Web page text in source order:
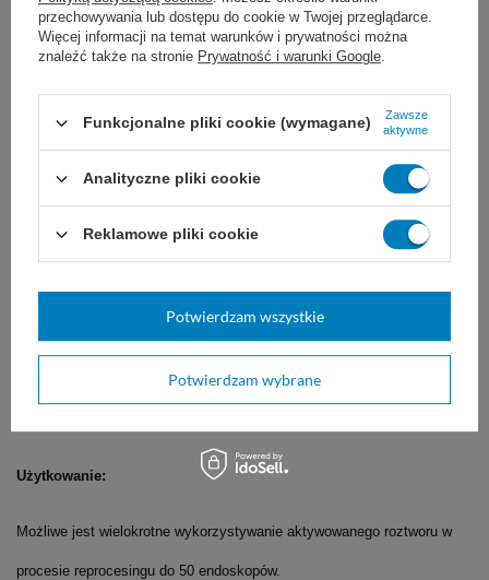
Substancja aktywna:
wodoru (system PHERA)
Właściwości Anioxyde 1000 LD:
Przy użyciu nie zachodzi do koagulacji białka
Użytkowanie:
Możliwe jest wielokrotne wykorzystywanie aktywowanego roztworu w
procesie reprocesingu do 50 endoskopów.
przechowywania lub dostępu do cookie w Twojej przeglądarce.
Więcej informacji na temat warunków i prywatności można
znaleźć także na stronie Prywatność i warunki Google.
Funkcjonalne pliki cookie (wymagane)
Zawsze
aktywne
Analityczne pliki cookie
Reklamowe pliki cookie
Potwierdzam wybrane
Potwierdzam wszystkie